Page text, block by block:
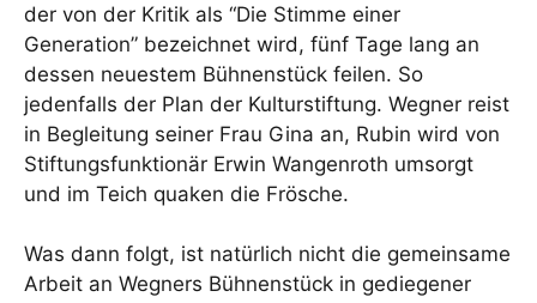
der von der Kritik als “Die Stimme einer
Generation” bezeichnet wird, fünf Tage lang an
dessen neuestem Bühnenstück feilen. So
jedenfalls der Plan der Kulturstiftung. Wegner reist
in Begleitung seiner Frau Gina an, Rubin wird von
Stiftungsfunktionär Erwin Wangenroth umsorgt
und im Teich quaken die Frösche.
Was dann folgt, ist natürlich nicht die gemeinsame
Arbeit an Wegners Bühnenstück in gediegener